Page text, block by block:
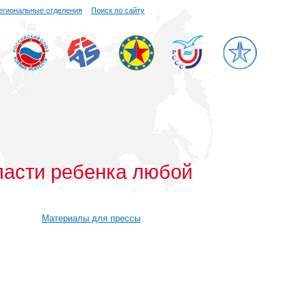
отделения Поиск по сайту
ребенка любой
Материалы для прессы